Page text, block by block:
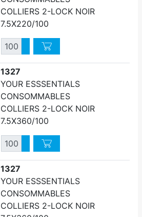
COLLIERS 2-LOCK NOIR
7.5X220/100
QuantitéAugmenter quantité
Diminuer quantité
1327
YOUR ESSSENTIALS
CONSOMMABLES
COLLIERS 2-LOCK NOIR
7.5X360/100
QuantitéAugmenter quantité
Diminuer quantité
1327
YOUR ESSSENTIALS
CONSOMMABLES
COLLIERS 2-LOCK NOIR